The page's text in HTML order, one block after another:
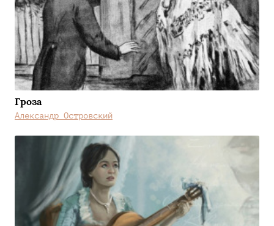
Гроза
Александр Островский